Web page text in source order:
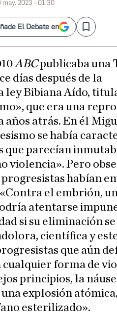
may. 2023 - 01:30
El Debate en Save
ABCpublicaba una
días después de la
ley Bibiana Aído,
que era una
atrás. En él
se había
que parecían
violencia». Pero
habían
el embrión,
atentarse
si su eliminación
científica y
que aún
cualquier forma de
principios, la
explosión
esterilizado».